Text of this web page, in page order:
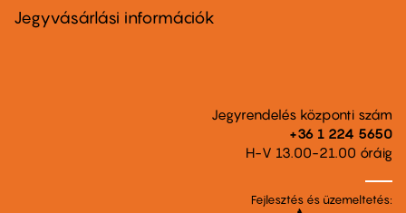
second
Jegyvásárlási információk
Jegyrendelés központi szám
+36 1 224 5650
H-V 13.00-21.00 óráig
Fejlesztés és üzemeltetés: